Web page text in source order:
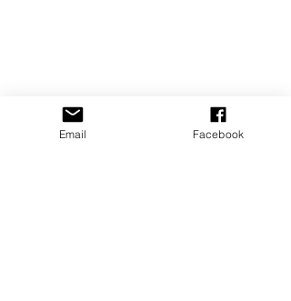
Email Facebook